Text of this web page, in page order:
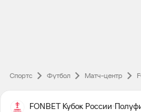
Спортс Футбол Матч-центр
FONBET Кубок России